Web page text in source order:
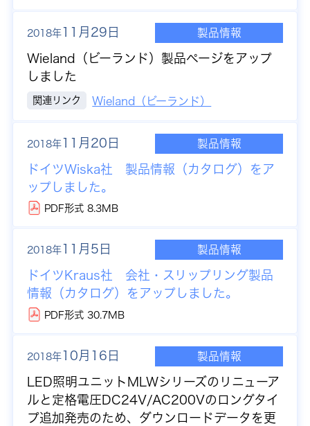
2018年11月29日 製品情報
Wieland（ビーランド）製品ページをアップ
しました
関連リンク Wieland（ビーランド）
2018年11月20日 製品情報
ドイツWiska社 製品情報（カタログ）をア
ップしました。
PDF形式 8.3MB
2018年11月5日 製品情報
ドイツKraus社 会社・スリップリング製品
情報（カタログ）をアップしました。
PDF形式 30.7MB
2018年10月16日 製品情報
LED照明ユニットMLWシリーズのリニューア
ルと定格電圧DC24V/AC200Vのロングタイ
プ追加発売のため、ダウンロードデータを更